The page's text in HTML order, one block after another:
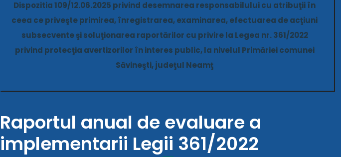
Dispozitia 109/12.06.2025 privind desemnarea responsabilului cu atribuţii în
ceea ce priveşte primirea, înregistrarea, examinarea, efectuarea de acţiuni
subsecvente şi soluţionarea raportărilor cu privire la Legea nr. 361/2022
privind protecţia avertizorilor în interes public, la nivelul Primăriei comunei
Săvineşti, judeţul Neamţ
Raportul anual de evaluare a
implementarii Legii 361/2022